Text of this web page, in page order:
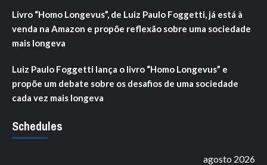
Livro “Homo Longevus”, de Luiz Paulo Foggetti, já está à
venda na Amazon e propõe reflexão sobre uma sociedade
mais longeva
Luiz Paulo Foggetti lança o livro “Homo Longevus” e
propõe um debate sobre os desafios de uma sociedade
cada vez mais longeva
Schedules
agosto 2026